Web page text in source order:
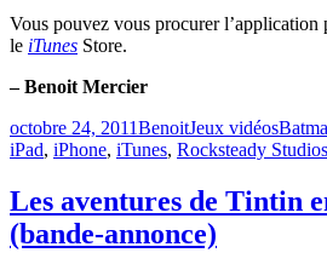
Vous pouvez vous procurer l’application
le iTunes Store.
– Benoit Mercier
Publié
le
octobre 24, 2011BenoitCatégories
Jeux vidéos
iPad, iPhone, iTunes, Rocksteady Studios
Les aventures de Tintin
(bande-annonce)